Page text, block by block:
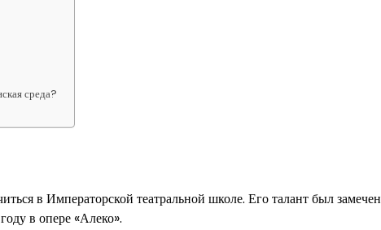
среда?
в Императорской театральной школе. Его талант был замечен
в опере «Алеко».